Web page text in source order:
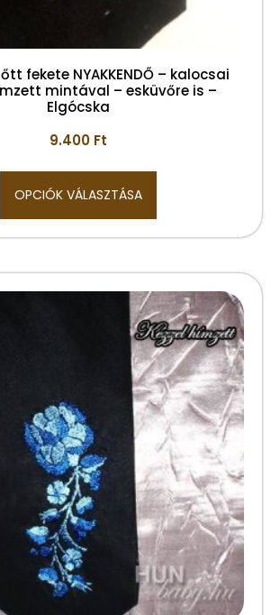
fekete NYAKKENDŐ – kalocsai
mintával – esküvőre is –
Elgócska
9.400 Ft
OPCIÓK VÁLASZTÁSA